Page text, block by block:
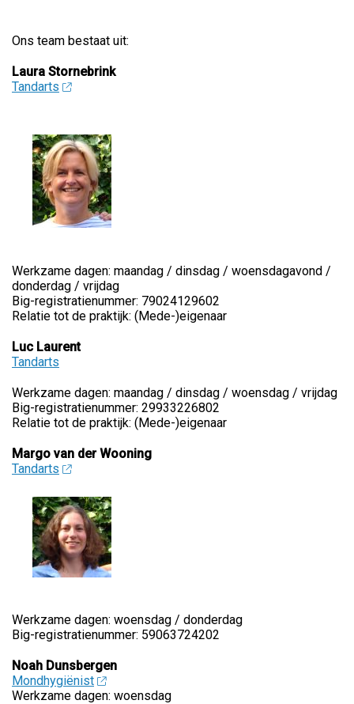
Ons team bestaat uit:
Laura Stornebrink
Tandarts
Werkzame dagen: maandag / dinsdag / woensdagavond /
donderdag / vrijdag
Big-registratienummer: 79024129602
Relatie tot de praktijk: (Mede-)eigenaar
Luc Laurent
Tandarts
Werkzame dagen: maandag / dinsdag / woensdag / vrijdag
Big-registratienummer: 29933226802
Relatie tot de praktijk: (Mede-)eigenaar
Margo van der Wooning
Tandarts
Werkzame dagen: woensdag / donderdag
Big-registratienummer: 59063724202
Noah Dunsbergen
Mondhygiënist
Werkzame dagen: woensdag